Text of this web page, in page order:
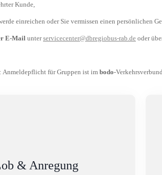
Kunde,
einreichen oder Sie vermissen einen persönlichen
E-Mail unterservicecenter@dbregiobus-rab.de oder
: Anmeldepflicht für Gruppen ist im bodo-
& Anregung